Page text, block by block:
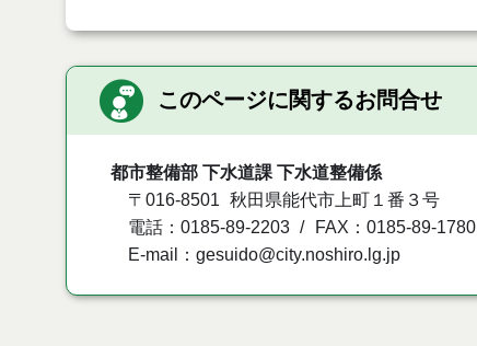
このページに関するお問合せ
都市整備部 下水道課 下水道整備係
〒016-8501
秋田県能代市上町１番３号
電話：0185-89-2203
FAX：0185-89-1780
E-mail：gesuido@city.noshiro.lg.jp